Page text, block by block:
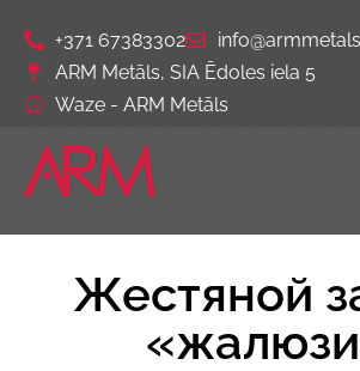
+371 67383302
ARM Metāls, SIA Ēdoles iela 5
Waze - ARM Metāls
Жестяной